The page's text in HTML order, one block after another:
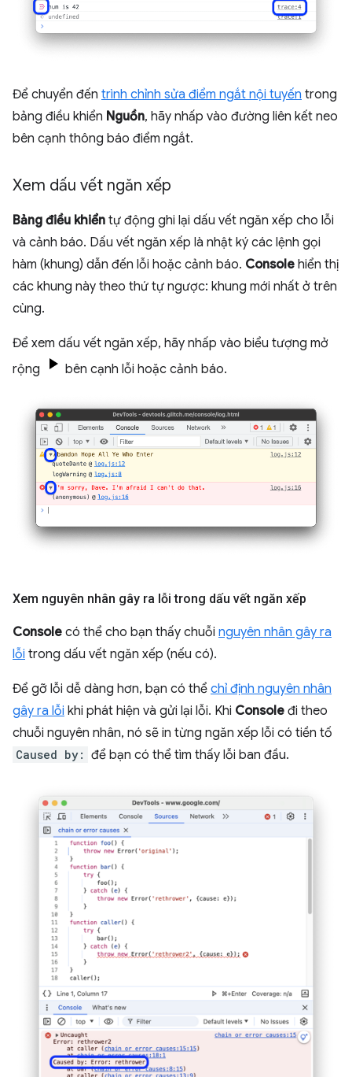
Để chuyển đến trình chỉnh sửa điểm ngắt nội tuyến trong
bảng điều khiển Nguồn, hãy nhấp vào đường liên kết neo
bên cạnh thông báo điểm ngắt.
Xem dấu vết ngăn xếp
Bảng điều khiển tự động ghi lại dấu vết ngăn xếp cho lỗi
và cảnh báo. Dấu vết ngăn xếp là nhật ký các lệnh gọi
hàm (khung) dẫn đến lỗi hoặc cảnh báo. Console hiển thị
các khung này theo thứ tự ngược: khung mới nhất ở trên
cùng.
Để xem dấu vết ngăn xếp, hãy nhấp vào biểu tượng mở
rộng
bên cạnh lỗi hoặc cảnh báo.
Xem nguyên nhân gây ra lỗi trong dấu vết ngăn xếp
Console có thể cho bạn thấy chuỗi nguyên nhân gây ra
lỗi trong dấu vết ngăn xếp (nếu có).
Để gỡ lỗi dễ dàng hơn, bạn có thể chỉ định nguyên nhân
gây ra lỗi khi phát hiện và gửi lại lỗi. Khi Console đi theo
chuỗi nguyên nhân, nó sẽ in từng ngăn xếp lỗi có tiền tố
Caused by: để bạn có thể tìm thấy lỗi ban đầu.